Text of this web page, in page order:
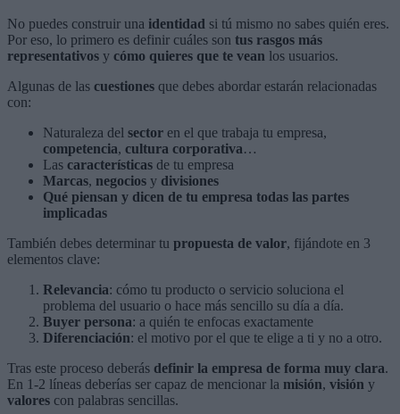
No puedes construir una identidad si tú mismo no sabes quién eres.
Por eso, lo primero es definir cuáles son tus rasgos más
representativos y cómo quieres que te vean los usuarios.
Algunas de las cuestiones que debes abordar estarán relacionadas
con:
Naturaleza del sector en el que trabaja tu empresa,
competencia, cultura corporativa…
Las características de tu empresa
Marcas, negocios y divisiones
Qué piensan y dicen de tu empresa todas las partes
implicadas
También debes determinar tu propuesta de valor, fijándote en 3
elementos clave:
Relevancia: cómo tu producto o servicio soluciona el
problema del usuario o hace más sencillo su día a día.
Buyer persona: a quién te enfocas exactamente
Diferenciación: el motivo por el que te elige a ti y no a otro.
Tras este proceso deberás definir la empresa de forma muy clara.
En 1-2 líneas deberías ser capaz de mencionar la misión, visión y
valores con palabras sencillas.